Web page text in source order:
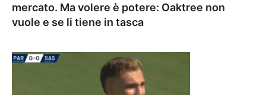
mercato. Ma volere è potere: Oaktree non
vuole e se li tiene in tasca